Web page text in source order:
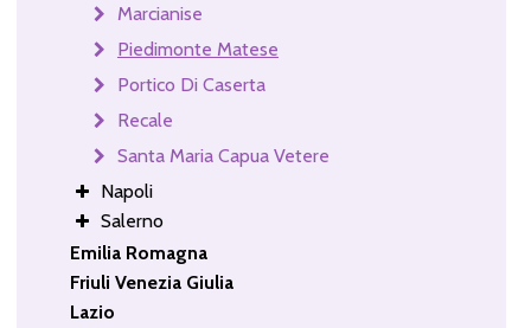
Marcianise
Piedimonte Matese
Portico Di Caserta
Recale
Santa Maria Capua Vetere
Napoli
Salerno
Emilia Romagna
Friuli Venezia Giulia
Lazio